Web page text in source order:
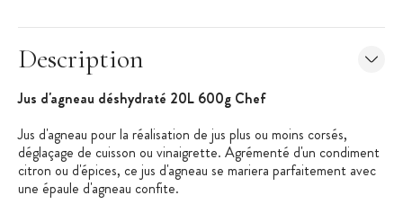
Description
Jus d'agneau déshydraté 20L 600g Chef
Jus d'agneau pour la réalisation de jus plus ou moins corsés,
déglaçage de cuisson ou vinaigrette. Agrémenté d'un condiment
citron ou d'épices, ce jus d'agneau se mariera parfaitement avec
une épaule d'agneau confite.